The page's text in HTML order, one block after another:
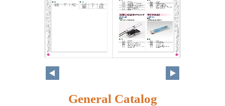
113
112
General Catalog